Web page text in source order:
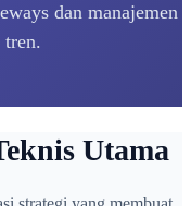
dan manajemen
Utama